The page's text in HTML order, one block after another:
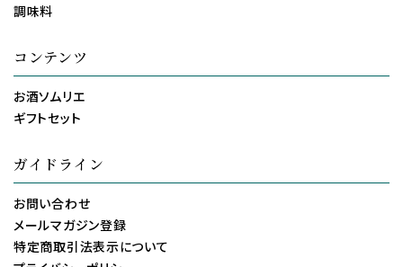
調味料
コンテンツ
お酒ソムリエ
ギフトセット
ガイドライン
お問い合わせ
メールマガジン登録
特定商取引法表示について